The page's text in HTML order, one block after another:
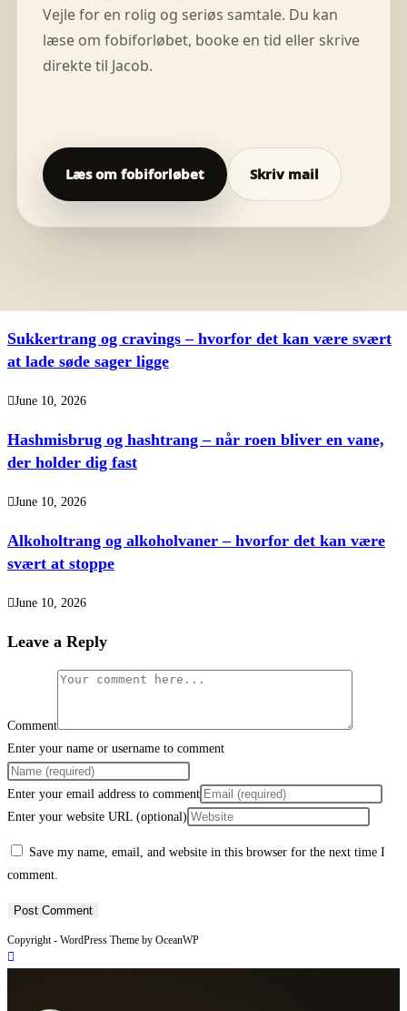
Vejle for en rolig og seriøs samtale. Du kan
læse om fobiforløbet, booke en tid eller skrive
direkte til Jacob.
Læs om fobiforløbet Skriv mail
Sukkertrang og cravings – hvorfor det kan være svært
at lade søde sager ligge
June 10, 2026
Hashmisbrug og hashtrang – når roen bliver en vane,
der holder dig fast
June 10, 2026
Alkoholtrang og alkoholvaner – hvorfor det kan være
svært at stoppe
June 10, 2026
Leave a Reply
Comment
Enter your name or username to comment
Enter your email address to comment
Enter your website URL (optional)
Save my name, email, and website in this browser for the next time I
comment.
Copyright - WordPress Theme by OceanWP